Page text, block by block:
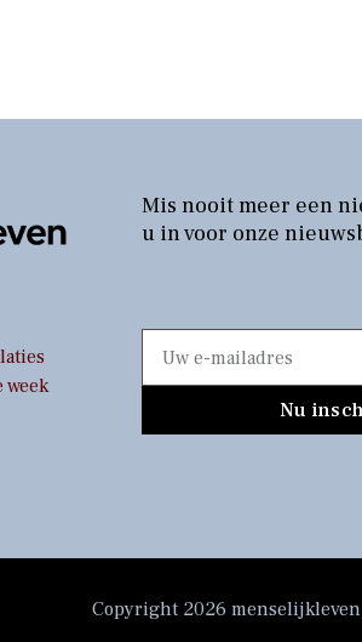
Mis nooit meer een
u in voor onze
Nu
Copyright 2026